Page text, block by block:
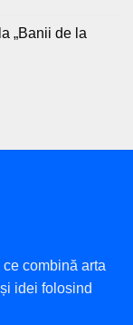
„Banii de la
combină arta
idei folosind